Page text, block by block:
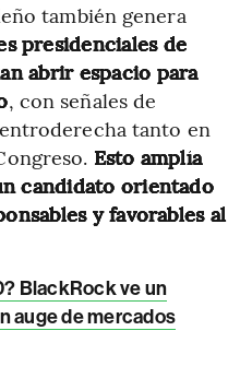
también genera
presidenciales de
abrir espacio para
, con señales de
tanto en
Esto amplía
candidato orientado
y favorables al
BlackRock ve un
auge de mercados